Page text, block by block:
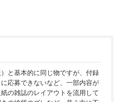
と基本的に同じ物ですが、付録
応募できないなど、一部内容が
の雑誌のレイアウトを流用して